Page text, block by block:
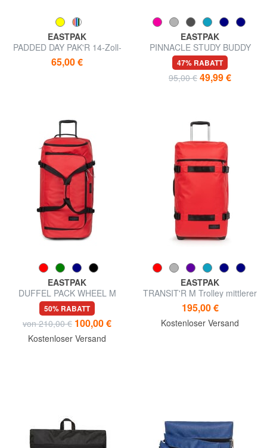
EASTPAK
PADDED DAY PAK'R 14-Zoll-
Laptop-Rucksack
65,00 €
EASTPAK
PINNACLE STUDY BUDDY
Rucksack mit 15,6"-
Laptophalterung
47% RABATT
95,00 € 49,99 €
EASTPAK
DUFFEL PACK WHEEL M
Mittelgroßer
wasserabweisender
Reisetaschen-Trolley
50% RABATT
von 210,00 € 100,00 €
Kostenloser Versand
EASTPAK
TRANSIT'R M Trolley mittlerer
Größe
195,00 €
Kostenloser Versand